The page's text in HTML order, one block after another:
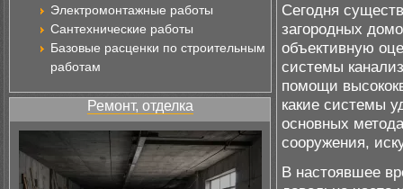
Электромонтажные работы
Сантехнические работы
Базовые расценки по строительным
работам
Ремонт, отделка
Сегодня
загородных
объективную
системы
помощи
какие системы
основных
сооружения,
В настоявшее